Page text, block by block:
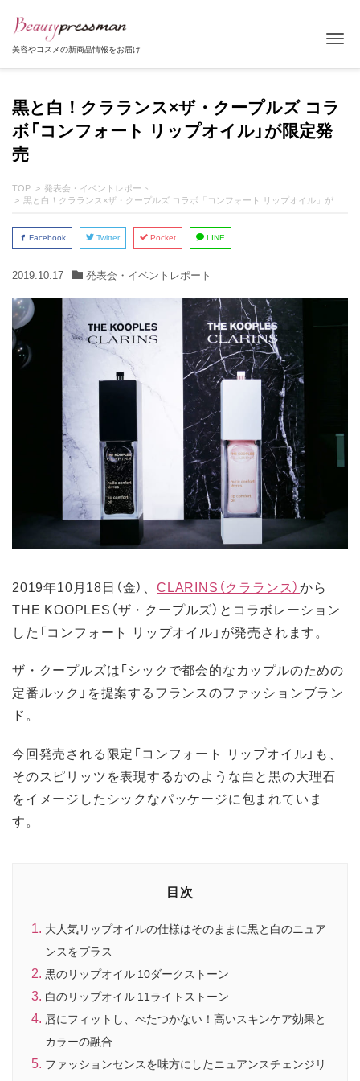
美容やコスメの新商品情報をお届け
黒と白！クラランス×ザ・クープルズ コラ
ボ「コンフォート リップオイル」が限定発
売
TOP
発表会・イベントレポート
黒と白！クラランス×ザ・クープルズ コラボ「コンフォート リップオイル」が限定発売
Facebook Twitter Pocket LINE
2019.10.17 発表会・イベントレポート
2019年10月18日（金）、 CLARINS（クラランス）から
THE KOOPLES（ザ・クープルズ）とコラボレーション
した「コンフォート リップオイル」が発売されます。
ザ・クープルズは「シックで都会的なカップルのための
定番ルック」を提案するフランスのファッションブラン
ド。
今回発売される限定「コンフォート リップオイル」も、
そのスピリッツを表現するかのような白と黒の大理石
をイメージしたシックなパッケージに包まれていま
す。
目次
大人気リップオイルの仕様はそのままに黒と白のニュア
ンスをプラス
黒のリップオイル 10ダークストーン
白のリップオイル 11ライトストーン
唇にフィットし、べたつかない！高いスキンケア効果と
カラーの融合
ファッションセンスを味方にしたニュアンスチェンジリ